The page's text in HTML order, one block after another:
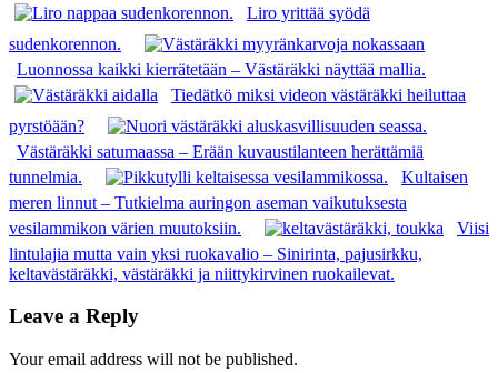
Liro yrittää syödä
sudenkorennon.
Luonnossa kaikki kierrätetään – Västäräkki näyttää mallia.
Tiedätkö miksi videon västäräkki heiluttaa
pyrstöään?
Västäräkki satumaassa – Erään kuvaustilanteen herättämiä
tunnelmia.
Kultaisen
meren linnut – Tutkielma auringon aseman vaikutuksesta
vesilammikon värien muutoksiin.
Viisi
lintulajia mutta vain yksi ruokavalio – Sinirinta, pajusirkku,
keltavästäräkki, västäräkki ja niittykirvinen ruokailevat.
Leave a Reply
Your email address will not be published.